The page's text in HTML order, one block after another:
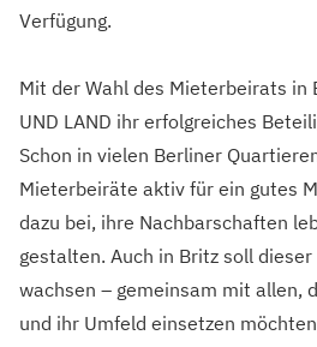
Verfügung.
Mit der Wahl des Mieterbeirats in
UND LAND ihr erfolgreiches
Schon in vielen Berliner
Mieterbeiräte aktiv für ein gutes
dazu bei, ihre Nachbarschaften
gestalten. Auch in Britz soll
wachsen – gemeinsam mit allen,
und ihr Umfeld einsetzen